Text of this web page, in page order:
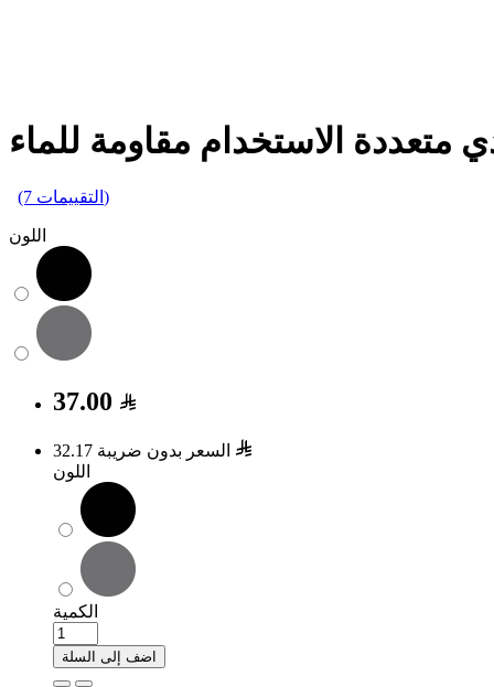
الاستخدام مقاومة للماء
(7 التقييمات)
اللون
37.00
اللون
الكمية
اضف إلى السلة